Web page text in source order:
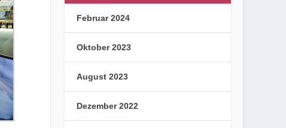
Februar 2024
Oktober 2023
August 2023
Dezember 2022